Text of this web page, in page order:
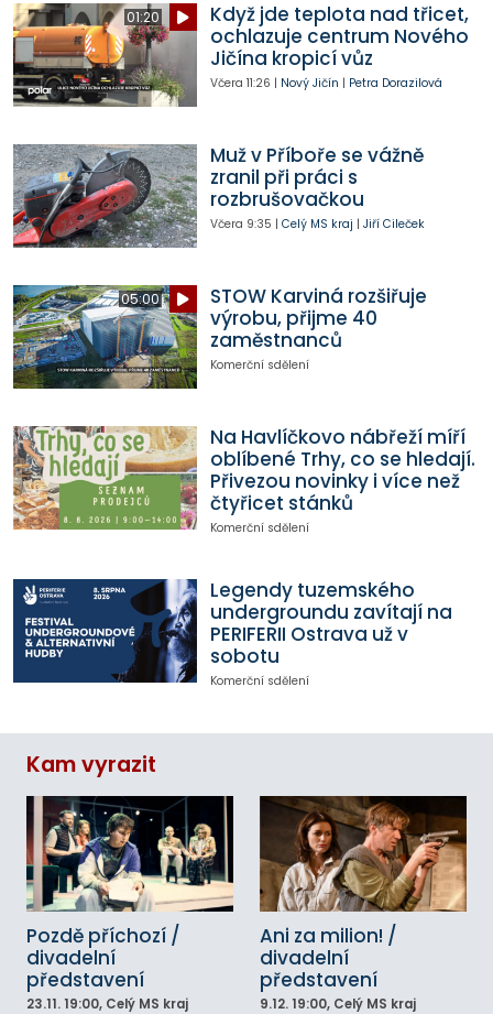
01:20
Když jde teplota nad třicet,
ochlazuje centrum Nového
Jičína kropicí vůz
Včera 11:26 | Nový Jičín | Petra Dorazilová
Muž v Příboře se vážně
zranil při práci s
rozbrušovačkou
Včera 9:35 | Celý MS kraj | Jiří Cileček
05:00
STOW Karviná rozšiřuje
výrobu, přijme 40
zaměstnanců
Komerční sdělení
Na Havlíčkovo nábřeží míří
oblíbené Trhy, co se hledají.
Přivezou novinky i více než
čtyřicet stánků
Komerční sdělení
Legendy tuzemského
undergroundu zavítají na
PERIFERII Ostrava už v
sobotu
Komerční sdělení
Kam vyrazit
Pozdě příchozí /
divadelní
představení
23.11. 19:00, Celý MS kraj
Ani za milion! /
divadelní
představení
9.12. 19:00, Celý MS kraj